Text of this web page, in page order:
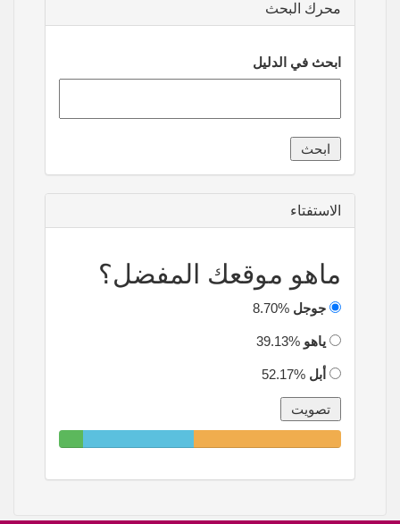
محرك البحث
ابحث في الدليل
الاستفتاء
ماهو موقعك المفضل؟
جوجل
ياهو
أبل